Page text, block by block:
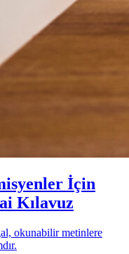
İçin
Kılavuz
okunabilir metinlere